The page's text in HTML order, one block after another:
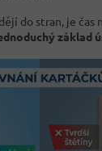
do stran, je čas
základ